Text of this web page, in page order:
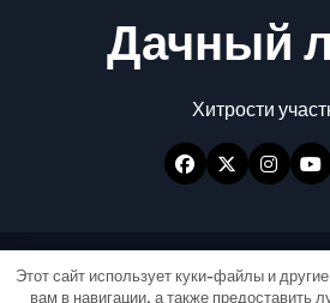
Дачный
Хитрости
Авторские права © Все
Этот сайт использует куки-файлы и
вам в навигации, а также предоставить